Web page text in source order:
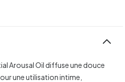
Arousal Oil diffuse une douce
une utilisation intime,